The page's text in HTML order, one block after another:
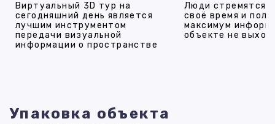
Виртуальный 3D тур на
сегодняшний день является
лучшим инструментом
передачи визуальной
информации о пространстве
Люди стремятся
своё время и
максимум
объекте не
Упаковка объекта